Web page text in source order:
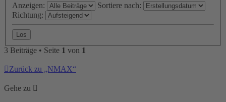
Anzeigen:
Sortiere nach:
Richtung:
3 Beiträge • Seite 1 von 1
Zurück zu „NMAX“
Gehe zu